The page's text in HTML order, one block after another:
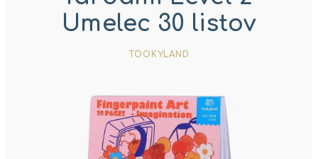
Umelec 30 listov
TOOKYLAND